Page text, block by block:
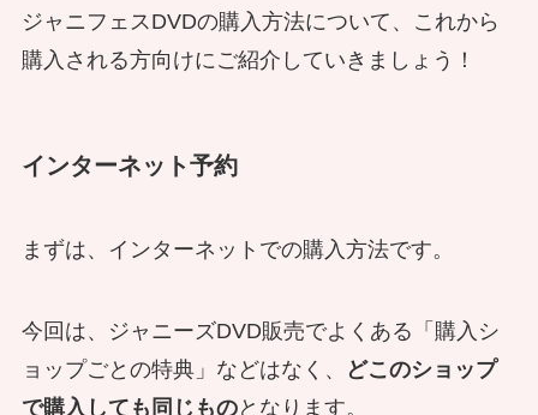
ジャニフェスDVDの購入方法について、これから
購入される方向けにご紹介していきましょう！
インターネット予約
まずは、 インターネットでの購入 方法です。
今回は、ジャニーズDVD販売でよくある「購入シ
ョップごとの特典」などはなく、
どこのショップ
で購入しても同じものとなります。